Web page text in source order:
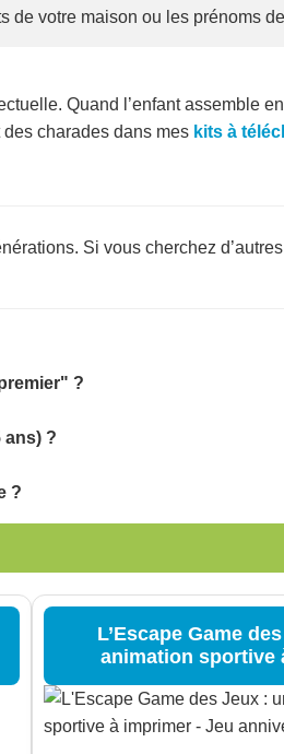
de votre maison ou les prénoms
Quand l’enfant assemble
charades dans mes kits à
Si vous cherchez
?
ans) ?
?
L’Escape Game
animation sportive